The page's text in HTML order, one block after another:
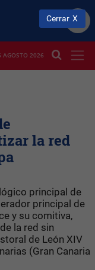
AGOSTO 2026
la red
principal de
principal de
y su comitiva,
la red sin
de León XIV
(Gran Canaria
Cerrar